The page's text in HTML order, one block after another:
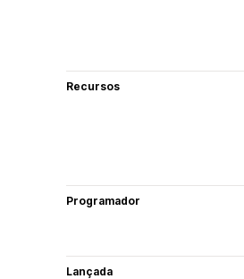
Recursos
Programador
Lançada